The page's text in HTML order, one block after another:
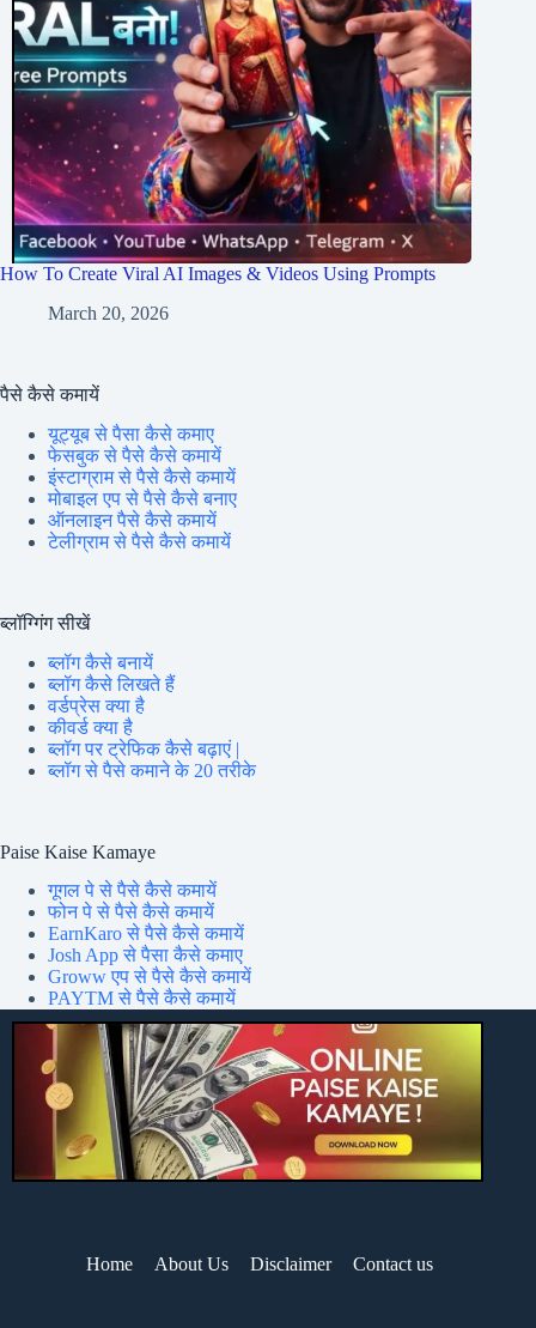
How To Create Viral AI Images & Videos Using Prompts
March 20, 2026
पैसे कैसे कमायें
यूट्यूब से पैसा कैसे कमाए
फेसबुक से पैसे कैसे कमायें
इंस्टाग्राम से पैसे कैसे कमायें
मोबाइल एप से पैसे कैसे बनाए
ऑनलाइन पैसे कैसे कमायें
टेलीग्राम से पैसे कैसे कमायें
ब्लॉग्गिंग सीखें
ब्लॉग कैसे बनायें
ब्लॉग कैसे लिखते हैं
वर्डप्रेस क्या है
कीवर्ड क्या है
ब्लॉग पर ट्रेफिक कैसे बढ़ाएं |
ब्लॉग से पैसे कमाने के 20 तरीके
Paise Kaise Kamaye
गूगल पे से पैसे कैसे कमायें
फोन पे से पैसे कैसे कमायें
EarnKaro से पैसे कैसे कमायें
Josh App से पैसा कैसे कमाए
Groww एप से पैसे कैसे कमायें
PAYTM से पैसे कैसे कमायें
Home About Us Disclaimer Contact us